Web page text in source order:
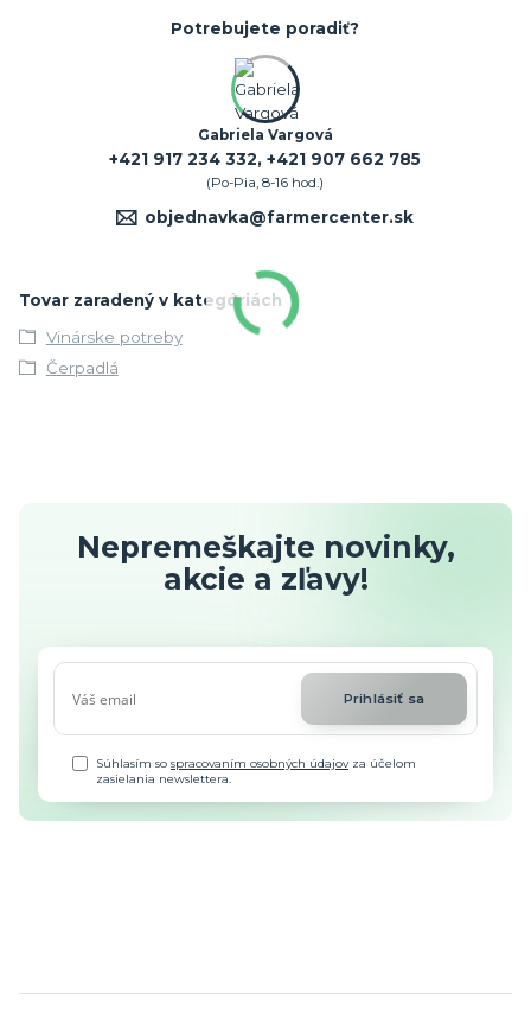
Potrebujete poradiť?
Gabriela Vargová
+421 917 234 332, +421 907 662 785
(Po-Pia, 8-16 hod.)
objednavka@farmercenter.sk
Tovar zaradený v kategóriách
Vinárske potreby
Čerpadlá
Nepremeškajte novinky,
akcie a zľavy!
Prihlásiť sa
Súhlasím sospracovaním osobných údajovza účelom
zasielania newslettera.